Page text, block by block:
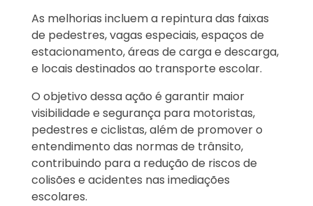
As melhorias incluem a repintura das faixas
de pedestres, vagas especiais, espaços de
estacionamento, áreas de carga e descarga,
e locais destinados ao transporte escolar.
O objetivo dessa ação é garantir maior
visibilidade e segurança para motoristas,
pedestres e ciclistas, além de promover o
entendimento das normas de trânsito,
contribuindo para a redução de riscos de
colisões e acidentes nas imediações
escolares.